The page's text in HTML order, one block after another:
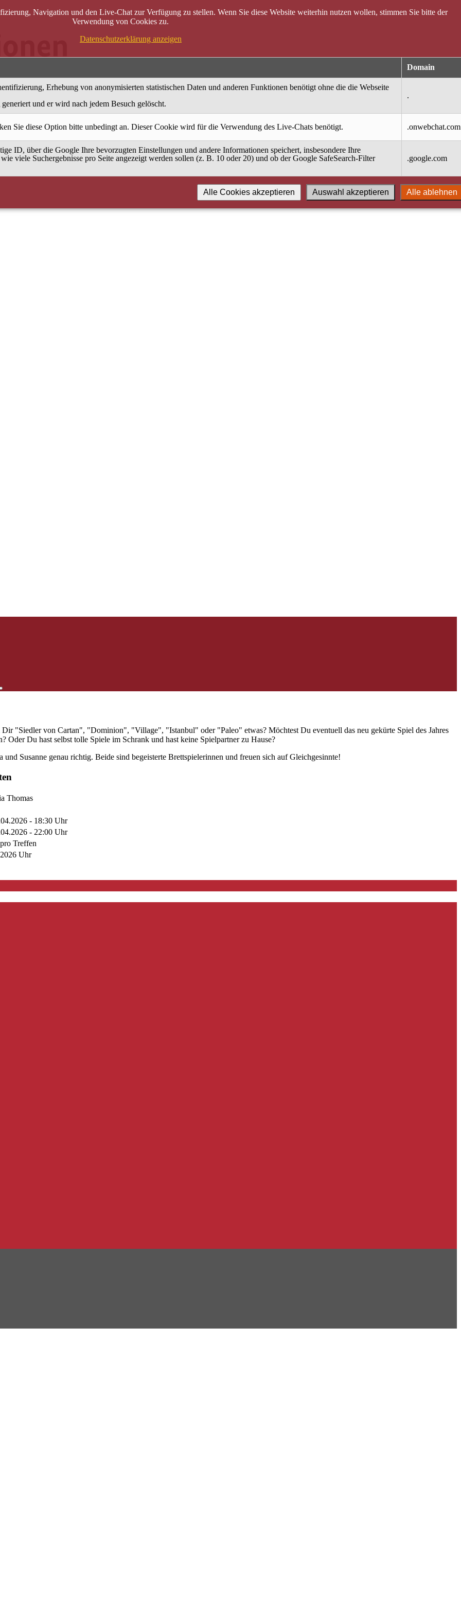
Dir "Siedler von Cartan", "Dominion", "Village", "Istanbul" oder "Paleo" etwas? Möchtest Du eventuell das neu gekürte Spiel des Jahres
Oder Du hast selbst tolle Spiele im Schrank und hast keine Spielpartner zu Hause?
Susanne genau richtig. Beide sind begeisterte Brettspielerinnen und freuen sich auf Gleichgesinnte!
Thomas
- 18:30 Uhr
- 22:00 Uhr
Treffen
Uhr
Navigation und den Live-Chat zur Verfügung zu stellen. Wenn Sie diese Website weiterhin nutzen wollen, stimmen Sie bitte der
Verwendung von Cookies zu.
Datenschutzerklärung anzeigen
Domain
Erhebung von anonymisierten statistischen Daten und anderen Funktionen benötigt ohne die die Webseite
und er wird nach jedem Besuch gelöscht.
.
Sie diese Option bitte unbedingt an. Dieser Cookie wird für die Verwendung des Live-Chats benötigt. .onwebchat.com
ID, über die Google Ihre bevorzugten Einstellungen und andere Informationen speichert, insbesondere Ihre
viele Suchergebnisse pro Seite angezeigt werden sollen (z. B. 10 oder 20) und ob der Google SafeSearch-Filter
.google.com
Alle ablehnen
Auswahl akzeptieren
Alle Cookies akzeptieren